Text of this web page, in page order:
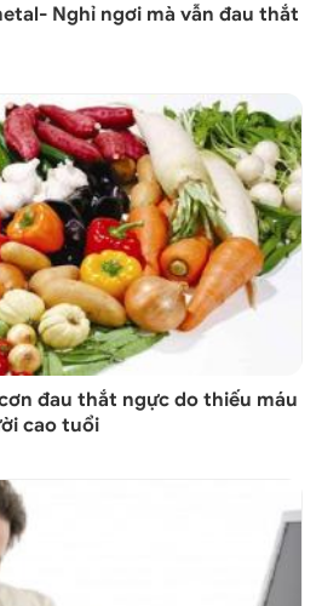
Nghỉ ngơi mà vẫn đau thắt
đau thắt ngực do thiếu máu
cao tuổi